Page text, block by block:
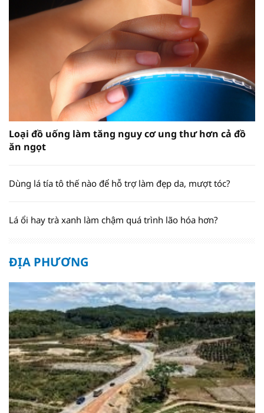
Loại đồ uống làm tăng nguy cơ ung thư hơn cả đồ
ăn ngọt
Dùng lá tía tô thế nào để hỗ trợ làm đẹp da, mượt tóc?
Lá ổi hay trà xanh làm chậm quá trình lão hóa hơn?
ĐỊA PHƯƠNG